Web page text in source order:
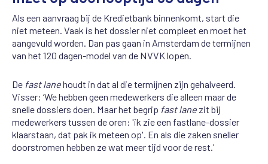
Als een aanvraag bij de Kredietbank binnenkomt, start die
niet meteen. Vaak is het dossier niet compleet en moet het
aangevuld worden. Dan pas gaan in Amsterdam de termijnen
van het 120 dagen-model van de NVVK lopen.
De fast lanehoudt in dat al die termijnen zijn gehalveerd.
Visser: ‘We hebben geen medewerkers die alleen maar de
snelle dossiers doen. Maar het begrip fast lane zit bij
medewerkers tussen de oren: 'ik zie een fastlane-dossier
klaarstaan, dat pak ik meteen op'. En als die zaken sneller
doorstromen hebben ze wat meer tijd voor de rest.'